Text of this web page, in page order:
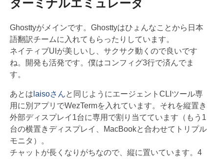
ターミナルエミュレータ
Ghosttyがメインです。Ghosttyはひょんなことから日本
語翻訳チームに入れてもらったりしています。
ネイティブUIが美しいし、サクサク動くので良いです
ね。開発も活発です。僕はコンフィグ3行で済んでま
す。
あとは laisoさんと同じようにエージェントCLIツール専
用に別アプリでWezTermを入れています。それを縦置き
外部ディスプレイ1台に専用で割り当てています（もう1
台の横置きディスプレイ、MacBookと合わせてトリプル
モニタ）。
チャットが長くなりがちなので、縦に置いています。4